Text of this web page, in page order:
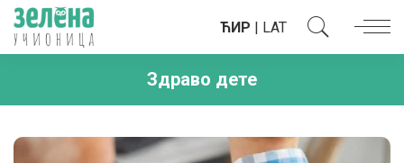
ЋИР | LAT
Здраво дете